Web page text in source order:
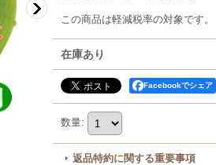
この商品は軽減税率の対象です。
在庫あり
Facebookでシェア
数量:
返品特約に関する重要事項